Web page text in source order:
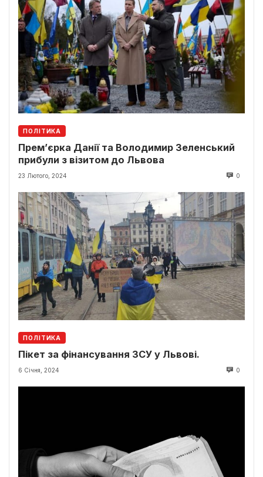
ПОЛІТИКА
Прем’єрка Данії та Володимир Зеленський
прибули з візитом до Львова
23 Лютого, 2024 0
ПОЛІТИКА
Пікет за фінансування ЗСУ у Львові.
6 Січня, 2024 0